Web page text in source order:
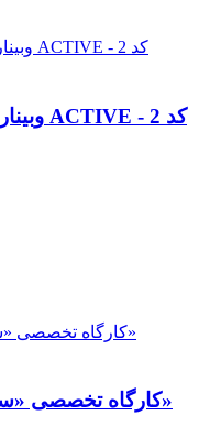
وبینار معارفه دوره آنلاین ACTIVE - کد 2
کارگاه تخصصی «سواد زندگی مشترک»